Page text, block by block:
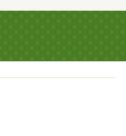
リーマート 皇
食さと 西大津
ーアヤハディ
００ｍ／大津赤
:4戸